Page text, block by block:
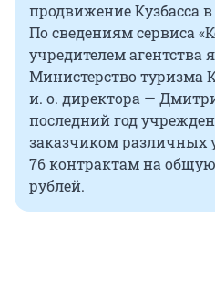
продвижение Кузбасса
По сведениям сервиса
учредителем агентства
Министерство туризма
и. о. директора —
последний год
заказчиком различных
76 контрактам на
рублей.